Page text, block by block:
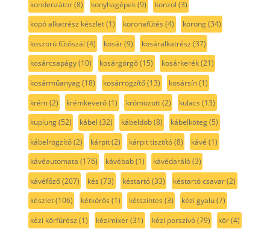
kondenzátor(8) konyhagépek(9) konzol (3)
kopó alkatrész készlet(1) koronafűtés (4) korong(34)
koszorú fűtőszál (4) kosár(9) kosáralkatrész (37)
kosárcsapágy(10) kosárgörgő(15) kosárkerék(21)
kosárműanyag(18) kosárrögzítő(13) kosársín(1)
krém(2) krémkeverő(1) krómozott(2) kulacs (13)
kuplung(52) kábel (32) kábeldob(8) kábelköteg(5)
kábelrögzítő(2) kárpit(2) kárpit tisztító(8) kávé (1)
kávéautomata (176) kávébab(1) kávédaráló(3)
kávéfőző(207) kés (73) késtartó(33) késtartó csavar(2)
készlet(106) kétkörös (1) kétszintes (3) kézi gyalu(7)
kézi körfűrész (1) kézimixer(31) kézi porszívó(79) kör(4)